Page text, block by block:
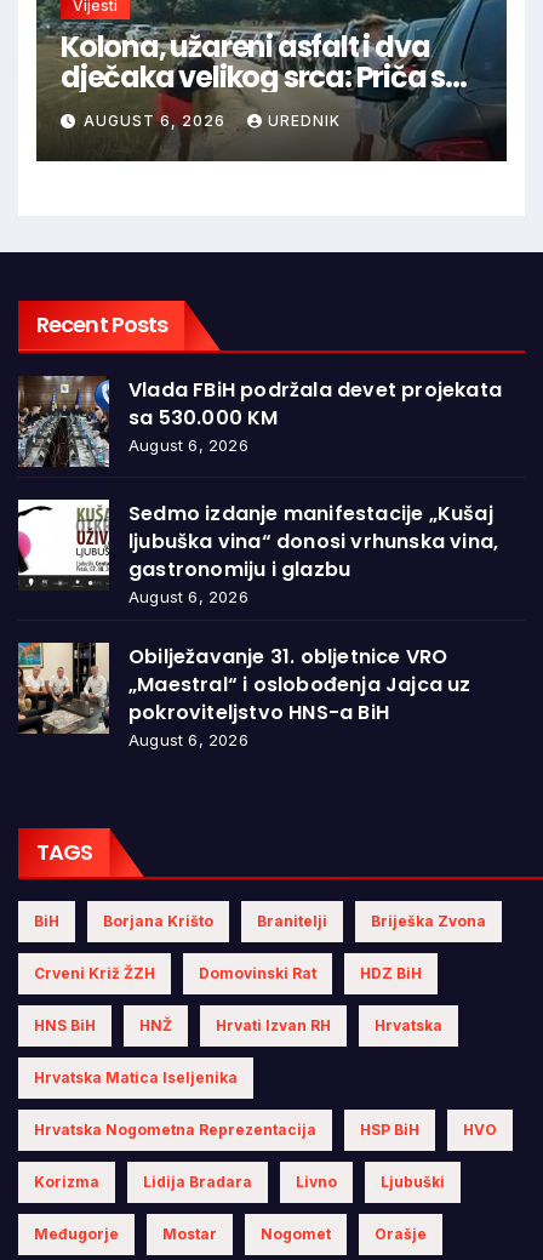
Vijesti
Kolona, užareni asfalt i dva
dječaka velikog srca: Priča s
granice oduševila regiju
AUGUST 6, 2026 UREDNIK
Recent Posts
Vlada FBiH podržala devet projekata
sa 530.000 KM
August 6, 2026
Sedmo izdanje manifestacije „Kušaj
ljubuška vina“ donosi vrhunska vina,
gastronomiju i glazbu
August 6, 2026
Obilježavanje 31. obljetnice VRO
„Maestral“ i oslobođenja Jajca uz
pokroviteljstvo HNS-a BiH
August 6, 2026
TAGS
BiH Borjana Krišto Branitelji Briješka Zvona
Crveni Križ ŽZH Domovinski Rat HDZ BiH
HNS BiH HNŽ Hrvati Izvan RH Hrvatska
Hrvatska Matica Iseljenika
Hrvatska Nogometna Reprezentacija HSP BiH HVO
Korizma Lidija Bradara Livno Ljubuški
Međugorje Mostar Nogomet Orašje